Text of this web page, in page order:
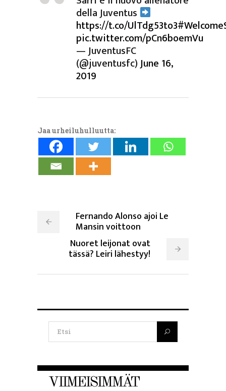
della Juventus
https://t.co/UlTdg53to3
pic.twitter.com/pCn6boemVu
— JuventusFC
(@juventusfc)June 16,
2019
Jaa urheiluhulluutta:
Fernando Alonso ajoi Le
Mansin voittoon
Nuoret leijonat ovat
tässä? Leiri lähestyy!
VIIMEISIMMÄT